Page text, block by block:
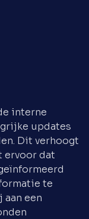
interne
updates
Dit verhoogt
ervoor dat
te
een